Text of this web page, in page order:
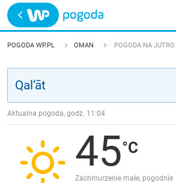
Trwa ładowanie
POLSKA
POGODA WP.PL OMAN POGODA NA JUTRO
Aktualna pogoda, godz. 11:04
45
Zachmurzenie małe, pogodnie